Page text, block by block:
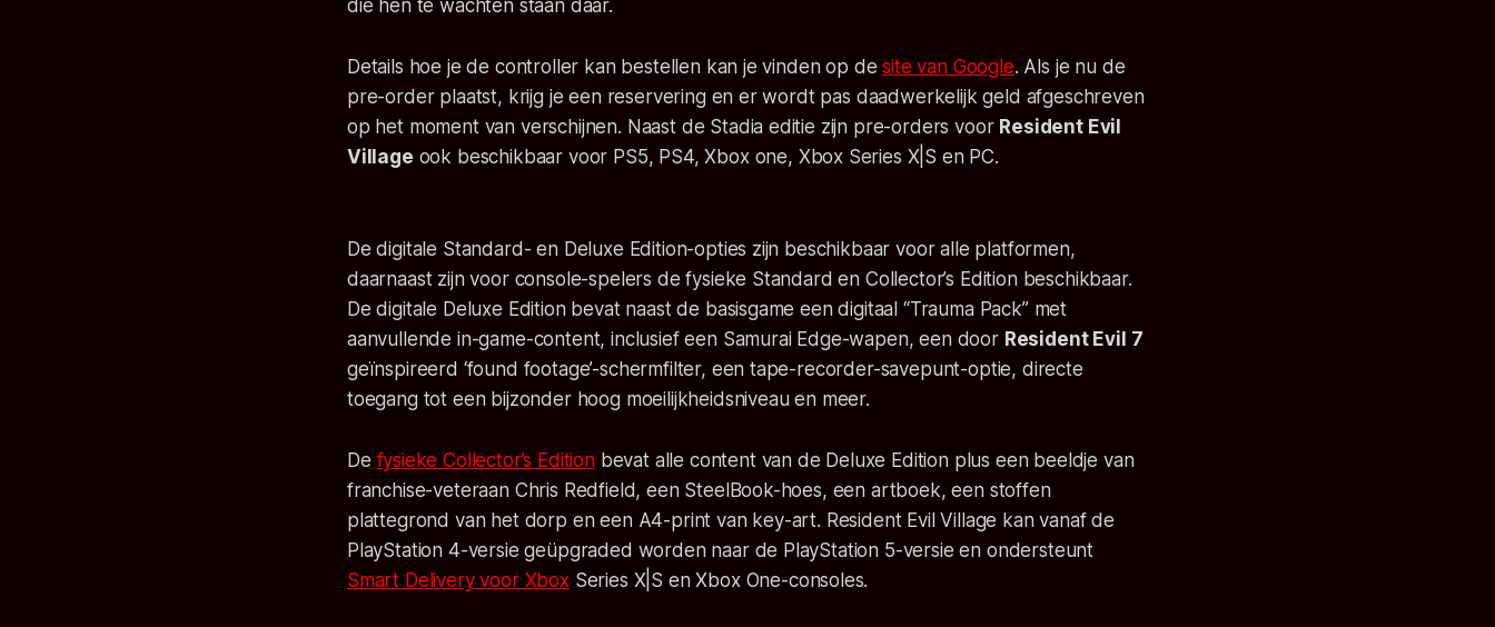
die hen te wachten staan daar.
Details hoe je de controller kan bestellen kan je vinden op desite van Google. Als je nu de
pre-order plaatst, krijg je een reservering en er wordt pas daadwerkelijk geld afgeschreven
op het moment van verschijnen. Naast de Stadia editie zijn pre-orders voor Resident Evil
Village ook beschikbaar voor PS5, PS4, Xbox one, Xbox Series X|S en PC.
De digitale Standard- en Deluxe Edition-opties zijn beschikbaar voor alle platformen,
daarnaast zijn voor console-spelers de fysieke Standard en Collector’s Edition beschikbaar.
De digitale Deluxe Edition bevat naast de basisgame een digitaal “Trauma Pack” met
aanvullende in-game-content, inclusief een Samurai Edge-wapen, een door Resident Evil 7
geïnspireerd ‘found footage’-schermfilter, een tape-recorder-savepunt-optie, directe
toegang tot een bijzonder hoog moeilijkheidsniveau en meer.
De fysieke Collector’s Editionbevat alle content van de Deluxe Edition plus een beeldje van
franchise-veteraan Chris Redfield, een SteelBook-hoes, een artboek, een stoffen
plattegrond van het dorp en een A4-print van key-art. Resident Evil Village kan vanaf de
PlayStation 4-versie geüpgraded worden naar de PlayStation 5-versie en ondersteunt
Smart Delivery voor XboxSeries X|S en Xbox One-consoles.